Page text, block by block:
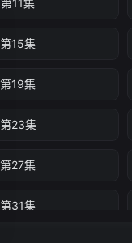
第11集
第15集
第19集
第23集
第27集
第31集